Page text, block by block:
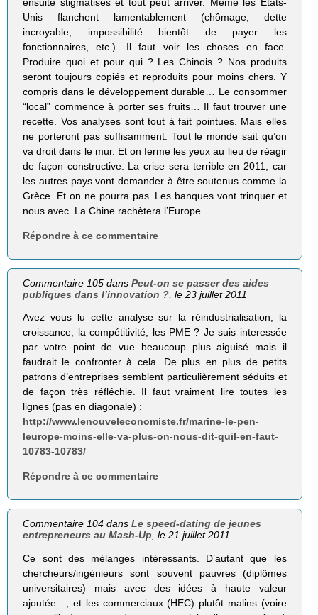
Unis flanchent lamentablement (chômage, dette
incroyable, impossibilité bientôt de payer les
fonctionnaires, etc.). Il faut voir les choses en face.
Produire quoi et pour qui ? Les Chinois ? Nos produits
seront toujours copiés et reproduits pour moins chers. Y
compris dans le développement durable… Le consommer
“local” commence à porter ses fruits… Il faut trouver une
recette. Vos analyses sont tout à fait pointues. Mais elles
ne porteront pas suffisamment. Tout le monde sait qu’on
va droit dans le mur. Et on ferme les yeux au lieu de réagir
de façon constructive. La crise sera terrible en 2011, car
les autres pays vont demander à être soutenus comme la
Grèce. Et on ne pourra pas. Les banques vont trinquer et
nous avec. La Chine rachètera l’Europe…
Répondre à ce commentaire
Commentaire 105 dansPeut-on se passer des aides
publiques dans l’innovation ?, le 23 juillet 2011
Avez vous lu cette analyse sur la réindustrialisation, la
croissance, la compétitivité, les PME ? Je suis interessée
par votre point de vue beaucoup plus aiguisé mais il
faudrait le confronter à cela. De plus en plus de petits
patrons d’entreprises semblent particulièrement séduits et
de façon très réfléchie. Il faut vraiment lire toutes les
lignes (pas en diagonale) :
http://www.lenouveleconomiste.fr/marine-le-pen-
leurope-moins-elle-va-plus-on-nous-dit-quil-en-faut-
10783-10783/
Répondre à ce commentaire
Commentaire 104 dansLe speed-dating de jeunes
entrepreneurs au Mash-Up, le 21 juillet 2011
Ce sont des mélanges intéressants. D’autant que les
chercheurs/ingénieurs sont souvent pauvres (diplômes
universitaires) mais avec des idées à haute valeur
ajoutée…, et les commerciaux (HEC) plutôt malins (voire